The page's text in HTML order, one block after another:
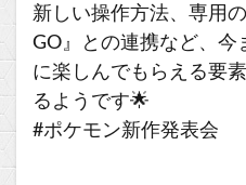
新しい操作方法、専用
GO』との連携など、今
に楽しんでもらえる要
るようです🌟
#ポケモン新作発表会